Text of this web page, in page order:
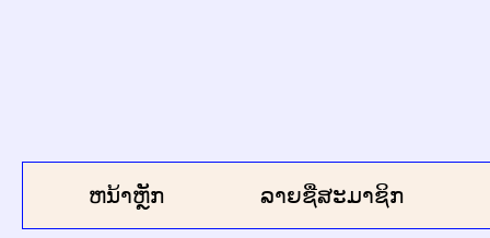
ຫນ້າຫຼັກ ລາຍຊື່ສະມາຊິກ